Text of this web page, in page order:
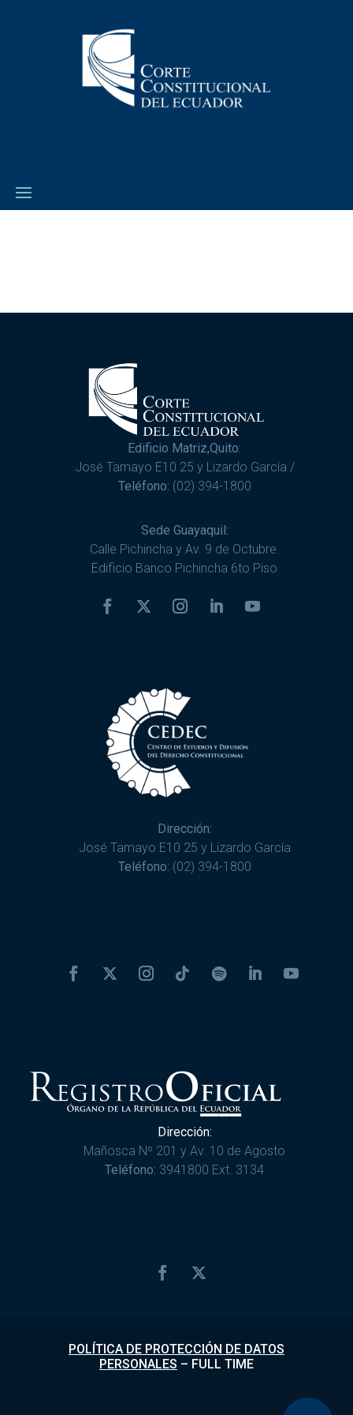
Edificio Matriz,Quito:
José Tamayo E10 25 y Lizardo García /
Teléfono: (02) 394-1800
Sede Guayaquil:
Calle Pichincha y Av. 9 de Octubre.
Edificio Banco Pichincha 6to Piso
Dirección:
José Tamayo E10 25 y Lizardo García
Teléfono: (02) 394-1800
Dirección:
Mañosca Nº 201 y Av. 10 de Agosto
Teléfono: 3941800 Ext. 3134
POLÍTICA DE PROTECCIÓN DE DATOS
PERSONALES – FULL TIME